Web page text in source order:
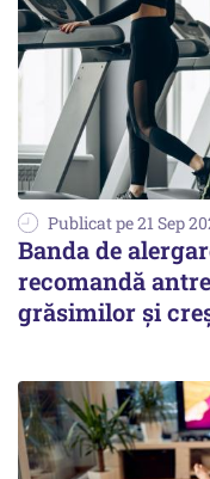
Publicat pe 21 Sep
Banda de
recomandă
grăsimilor și